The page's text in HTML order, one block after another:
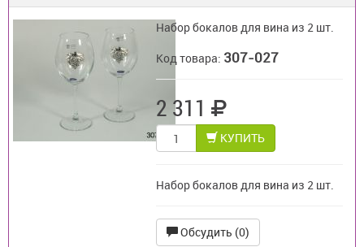
Набор бокалов для вина из 2 шт.
Код товара: 307-027
2 311
КУПИТЬ
Набор бокалов для вина из 2 шт.
Обсудить (0)